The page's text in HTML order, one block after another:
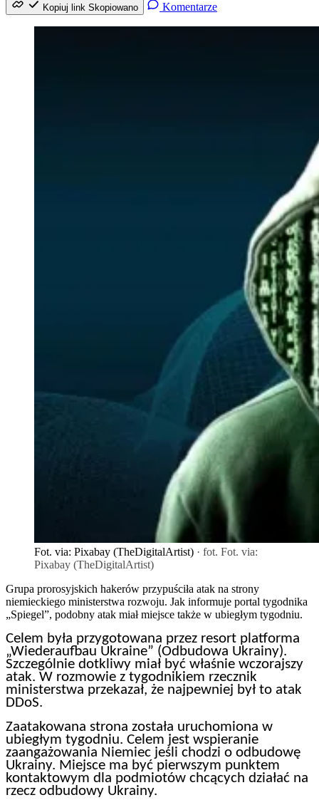
Kopiuj link Skopiowano Komentarze
Fot. via: Pixabay (TheDigitalArtist) · fot. Fot. via:
Pixabay (TheDigitalArtist)
Grupa prorosyjskich hakerów przypuściła atak na strony
niemieckiego ministerstwa rozwoju. Jak informuje portal tygodnika
„Spiegel”, podobny atak miał miejsce także w ubiegłym tygodniu.
Celem była przygotowana przez resort platforma
„Wiederaufbau Ukraine” (Odbudowa Ukrainy).
Szczególnie dotkliwy miał być właśnie wczorajszy
atak. W rozmowie z tygodnikiem rzecznik
ministerstwa przekazał, że najpewniej był to atak
DDoS.
Zaatakowana strona została uruchomiona w
ubiegłym tygodniu. Celem jest wspieranie
zaangażowania Niemiec jeśli chodzi o odbudowę
Ukrainy. Miejsce ma być pierwszym punktem
kontaktowym dla podmiotów chcących działać na
rzecz odbudowy Ukrainy.